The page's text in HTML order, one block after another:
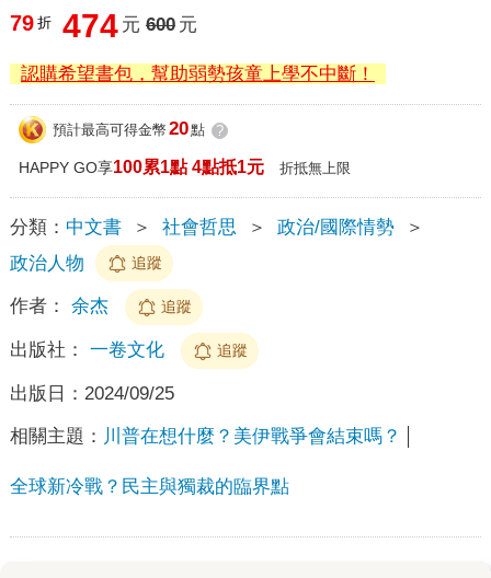
79 折 474 元 600 元
認購希望書包，幫助弱勢孩童上學不中斷！
預計最高可得金幣 20點 ?
HAPPY GO享100累1點 4點抵1元 折抵無上限
分類： 中文書 ＞ 社會哲思 ＞ 政治/國際情勢
＞
政治人物
追蹤
作者： 余杰 追蹤
出版社： 一卷文化 追蹤
出版日： 2024/09/25
相關主題： 川普在想什麼？美伊戰爭會結束嗎？
全球新冷戰？民主與獨裁的臨界點